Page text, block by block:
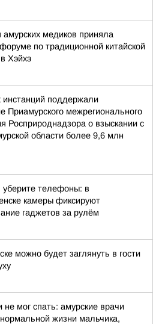
амурских медиков приняла
по традиционной китайской
Хэйхэ
поддержали
Приамурского межрегионального
Росприроднадзора о взыскании с
области более 9,6 млн
уберите телефоны: в
камеры фиксируют
гаджетов за рулём
можно будет заглянуть в гости
не мог спать: амурские врачи
жизни мальчика,